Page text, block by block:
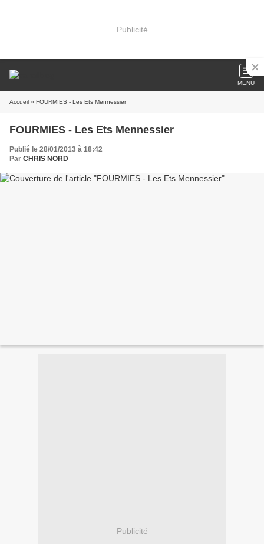
Publicité
MENU
Accueil » FOURMIES - Les Ets Mennessier
FOURMIES - Les Ets Mennessier
Publié le 28/01/2013 à 18:42
Par CHRIS NORD
Publicité